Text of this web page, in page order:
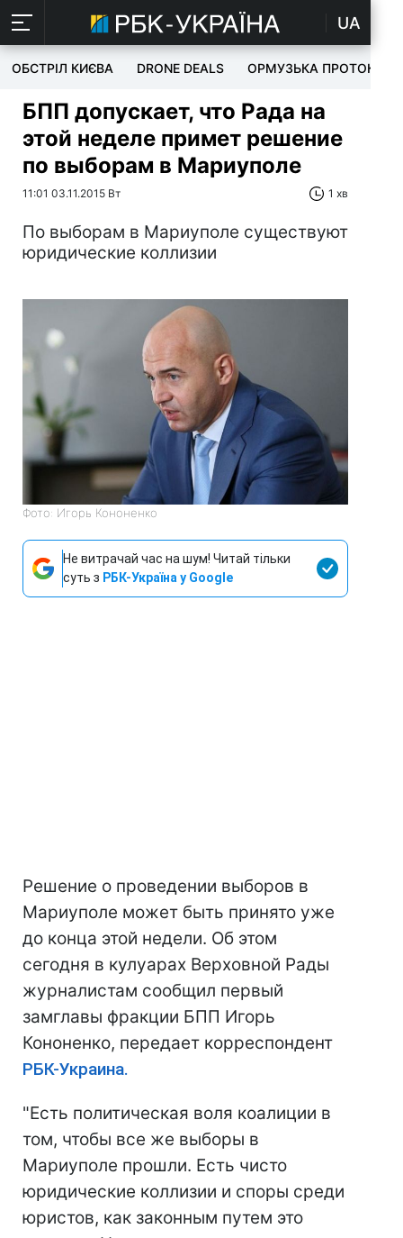
UA
ОБСТРІЛ КИЄВА DRONE DEALS ОРМУЗЬКА ПРОТОКА
БПП допускает, что Рада на
этой неделе примет решение
по выборам в Мариуполе
11:01 03.11.2015 Вт 1 хв
По выборам в Мариуполе существуют
юридические коллизии
Фото: Игорь Кононенко
Не витрачай час на шум! Читай тільки
суть з РБК-Україна у Google
Решение о проведении выборов в
Мариуполе может быть принято уже
до конца этой недели. Об этом
сегодня в кулуарах Верховной Рады
журналистам сообщил первый
замглавы фракции БПП Игорь
Кононенко, передает корреспондент
РБК-Украина.
"Есть политическая воля коалиции в
том, чтобы все же выборы в
Мариуполе прошли. Есть чисто
юридические коллизии и споры среди
юристов, как законным путем это